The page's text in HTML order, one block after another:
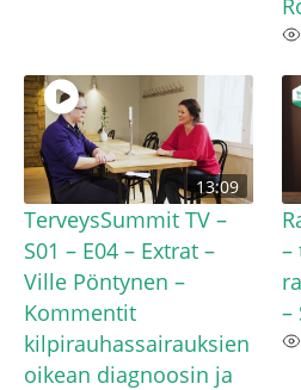
13:09
TerveysSummit TV –
S01 – E04 – Extrat –
Ville Pöntynen –
Kommentit
kilpirauhassairauksien
oikean diagnoosin ja
–
–